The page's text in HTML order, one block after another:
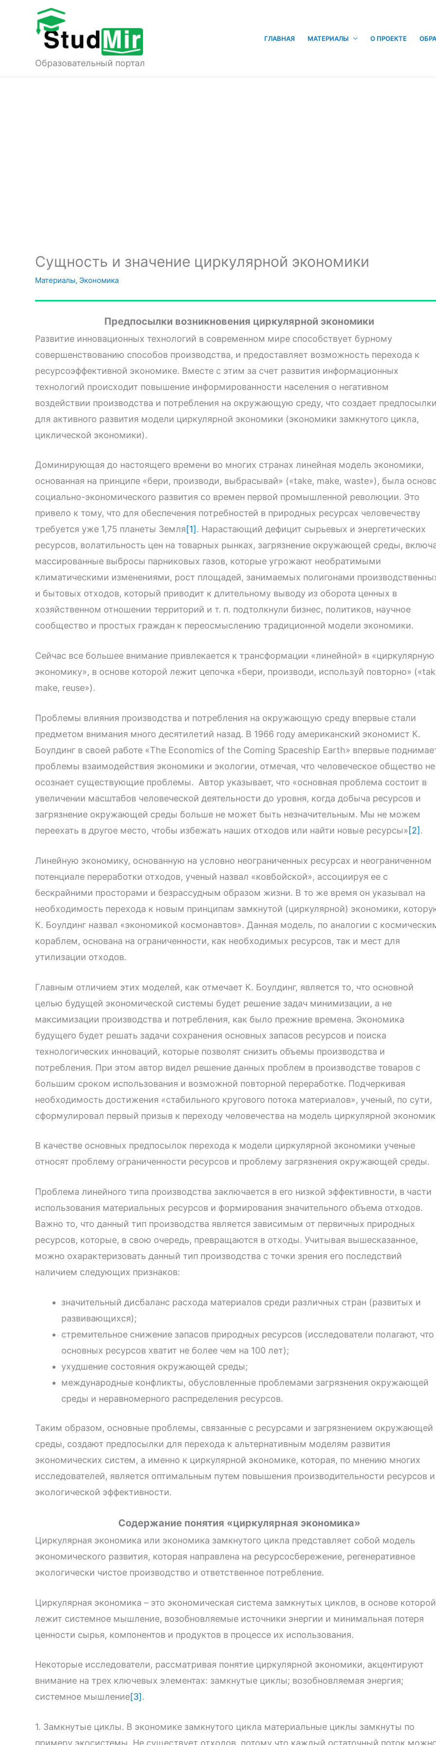
содержимому
Образовательный портал
ГЛАВНАЯ МАТЕРИАЛЫ О ПРОЕКТЕ
Сущность и значение циркулярной экономики
Материалы, Экономика
Предпосылки возникновения циркулярной экономики
Развитие инновационных технологий в современном мире способствует бурному
совершенствованию способов производства, и предоставляет возможность перехода к
ресурсоэффективной экономике. Вместе с этим за счет развития информационных
технологий происходит повышение информированности населения о негативном
воздействии производства и потребления на окружающую среду, что создает
для активного развития модели циркулярной экономики (экономики замкнутого цикла,
циклической экономики).
Доминирующая до настоящего времени во многих странах линейная модель экономики,
основанная на принципе «бери, производи, выбрасывай» («take, make, waste»), была
социально-экономического развития со времен первой промышленной революции. Это
привело к тому, что для обеспечения потребностей в природных ресурсах человечеству
требуется уже 1,75 планеты Земля[1]. Нарастающий дефицит сырьевых и энергетических
ресурсов, волатильность цен на товарных рынках, загрязнение окружающей среды,
массированные выбросы парниковых газов, которые угрожают необратимыми
климатическими изменениями, рост площадей, занимаемых полигонами
и бытовых отходов, который приводит к длительному выводу из оборота ценных в
хозяйственном отношении территорий и т. п. подтолкнули бизнес, политиков, научное
сообщество и простых граждан к переосмыслению традиционной модели экономики.
Сейчас все большее внимание привлекается к трансформации «линейной» в «циркулярную
экономику», в основе которой лежит цепочка «бери, производи, используй повторно»
make, reuse»).
Проблемы влияния производства и потребления на окружающую среду впервые стали
предметом внимания много десятилетий назад. В 1966 году американский экономист К.
Боулдинг в своей работе «The Economics of the Coming Spaceship Earth» впервые
проблемы взаимодействия экономики и экологии, отмечая, что человеческое общество не
осознает существующие проблемы. Автор указывает, что «основная проблема состоит в
увеличении масштабов человеческой деятельности до уровня, когда добыча ресурсов и
загрязнение окружающей среды больше не может быть незначительным. Мы не можем
переехать в другое место, чтобы избежать наших отходов или найти новые ресурсы»[2] .
Линейную экономику, основанную на условно неограниченных ресурсах и неограниченном
потенциале переработки отходов, ученый назвал «ковбойской», ассоциируя ее с
бескрайними просторами и безрассудным образом жизни. В то же время он указывал на
необходимость перехода к новым принципам замкнутой (циркулярной) экономики,
К. Боулдинг назвал «экономикой космонавтов». Данная модель, по аналогии с
кораблем, основана на ограниченности, как необходимых ресурсов, так и мест для
утилизации отходов.
Главным отличием этих моделей, как отмечает К. Боулдинг, является то, что основной
целью будущей экономической системы будет решение задач минимизации, а не
максимизации производства и потребления, как было прежние времена. Экономика
будущего будет решать задачи сохранения основных запасов ресурсов и поиска
технологических инноваций, которые позволят снизить объемы производства и
потребления. При этом автор видел решение данных проблем в производстве товаров с
большим сроком использования и возможной повторной переработке. Подчеркивая
необходимость достижения «стабильного кругового потока материалов», ученый, по сути,
сформулировал первый призыв к переходу человечества на модель циркулярной
В качестве основных предпосылок перехода к модели циркулярной экономики ученые
относят проблему ограниченности ресурсов и проблему загрязнения окружающей среды.
Проблема линейного типа производства заключается в его низкой эффективности, в части
использования материальных ресурсов и формирования значительного объема отходов.
Важно то, что данный тип производства является зависимым от первичных природных
ресурсов, которые, в свою очередь, превращаются в отходы. Учитывая вышесказанное,
можно охарактеризовать данный тип производства с точки зрения его последствий
наличием следующих признаков:
значительный дисбаланс расхода материалов среди различных стран (развитых и
развивающихся);
стремительное снижение запасов природных ресурсов (исследователи полагают, что
основных ресурсов хватит не более чем на 100 лет);
ухудшение состояния окружающей среды;
международные конфликты, обусловленные проблемами загрязнения окружающей
среды и неравномерного распределения ресурсов.
Таким образом, основные проблемы, связанные с ресурсами и загрязнением окружающей
среды, создают предпосылки для перехода к альтернативным моделям развития
экономических систем, а именно к циркулярной экономике, которая, по мнению многих
исследователей, является оптимальным путем повышения производительности ресурсов и
экологической эффективности.
Содержание понятия «циркулярная экономика»
Циркулярная экономика или экономика замкнутого цикла представляет собой модель
экономического развития, которая направлена ​​на ресурсосбережение, регенеративное
экологически чистое производство и ответственное потребление.
Циркулярная экономика – это экономическая система замкнутых циклов, в основе которой
лежит системное мышление, возобновляемые источники энергии и минимальная потеря
ценности сырья, компонентов и продуктов в процессе их использования.
Некоторые исследователи, рассматривая понятие циркулярной экономики, акцентируют
внимание на трех ключевых элементах: замкнутые циклы; возобновляемая энергия;
системное мышление[3].
1. Замкнутые циклы. В экономике замкнутого цикла материальные циклы замкнуты по
примеру экосистемы. Не существует отходов, потому что каждый остаточный поток